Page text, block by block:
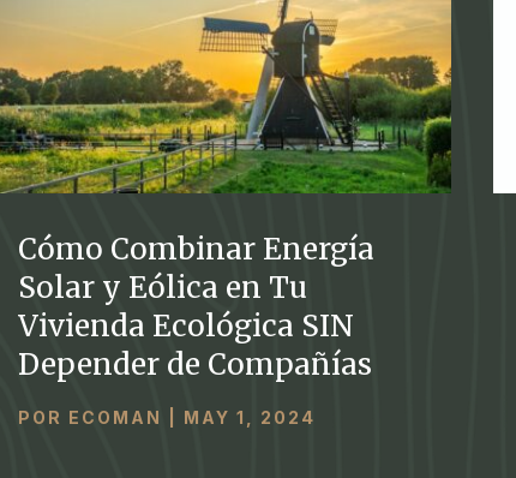
Cómo Combinar Energía
Solar y Eólica en Tu
Vivienda Ecológica SIN
Depender de Compañías
POR ECOMAN MAY 1, 2024